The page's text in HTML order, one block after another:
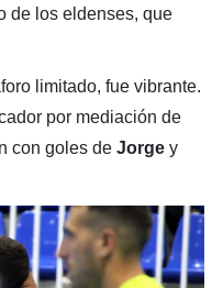
de los eldenses, que
limitado, fue vibrante.
por mediación de
con goles de Jorgey